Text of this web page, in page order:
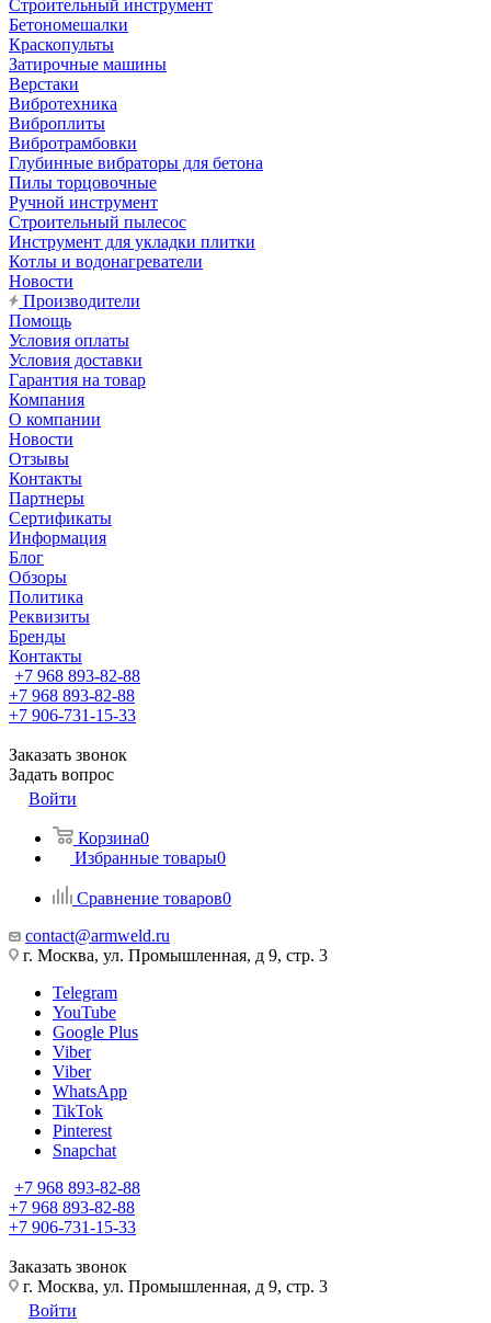
Строительный инструмент
Бетономешалки
Краскопульты
Затирочные машины
Верстаки
Вибротехника
Виброплиты
Вибротрамбовки
Глубинные вибраторы для бетона
Пилы торцовочные
Ручной инструмент
Строительный пылесос
Инструмент для укладки плитки
Котлы и водонагреватели
Новости
Производители
Помощь
Условия оплаты
Условия доставки
Гарантия на товар
Компания
О компании
Новости
Отзывы
Контакты
Партнеры
Сертификаты
Информация
Блог
Обзоры
Политика
Реквизиты
Бренды
Контакты
+7 968 893-82-88
+7 968 893-82-88
+7 906-731-15-33
Заказать звонок
Задать вопрос
Войти
Корзина0
Избранные товары0
Сравнение товаров0
contact@armweld.ru
г. Москва, ул. Промышленная, д 9, стр. 3
Telegram
YouTube
Google Plus
Viber
Viber
WhatsApp
TikTok
Pinterest
Snapchat
+7 968 893-82-88
+7 968 893-82-88
+7 906-731-15-33
Заказать звонок
г. Москва, ул. Промышленная, д 9, стр. 3
Войти